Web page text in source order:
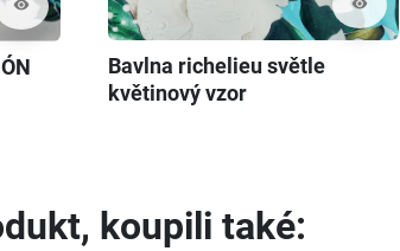
visibility visibility
Bavlna richelieu světle
květinový vzor
koupili také: